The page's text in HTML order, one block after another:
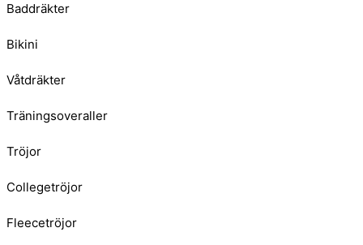
Baddräkter
Bikini
Våtdräkter
Träningsoveraller
Tröjor
Collegetröjor
Fleecetröjor